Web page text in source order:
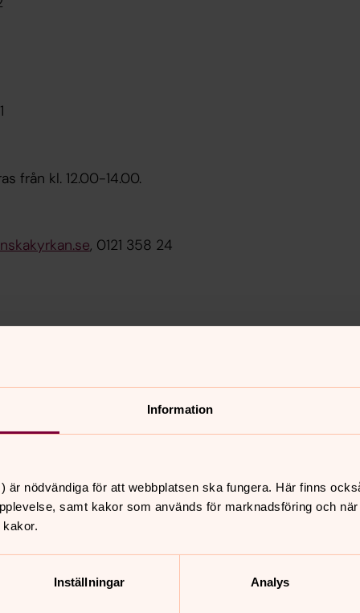
Information
är nödvändiga för att webbplatsen ska fungera. Här finns
samt kakor som används för marknadsföring och
Inställningar Analys
från kl. 12.00-14.00.
, 0121 358 24